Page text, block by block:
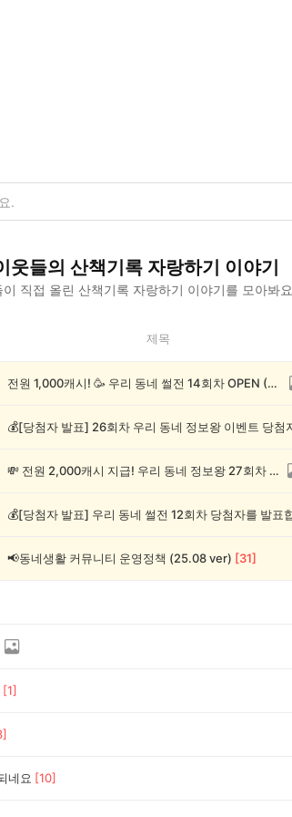
웃들의 산책기록 자랑하기 이야기
이 직접 올린 산책기록 자랑하기 이야기를 모아봐요
제목
전원 1,000캐시! 🥳 우리 동네 썰전 14회차 OPEN (~8/17)
💸 전원 2,000캐시 지급! 우리 동네 정보왕 27회차 (~8/10)
📢동네생활 커뮤니티 운영정책 (25.08 ver) [31]
[1]
]
네요 [10]